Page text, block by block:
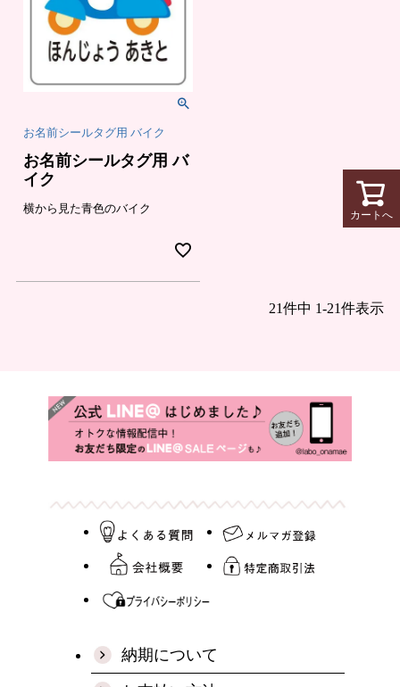
お名前シールタグ用 バイク
お名前シールタグ用 バ
イク
横から見た青色のバイク
21件中 1-21件表示
カートへ
納期について